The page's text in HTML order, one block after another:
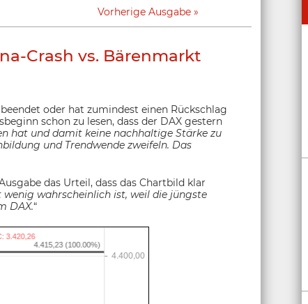
Vorherige Ausgabe
Crash vs. Bärenmarkt
oder hat zumindest einen Rückschlag
schon zu lesen, dass der DAX gestern
hat und damit keine nachhaltige Stärke zu
und Trendwende zweifeln. Das
das Urteil, dass das Chartbild klar
wahrscheinlich ist, weil die jüngste
DAX.“